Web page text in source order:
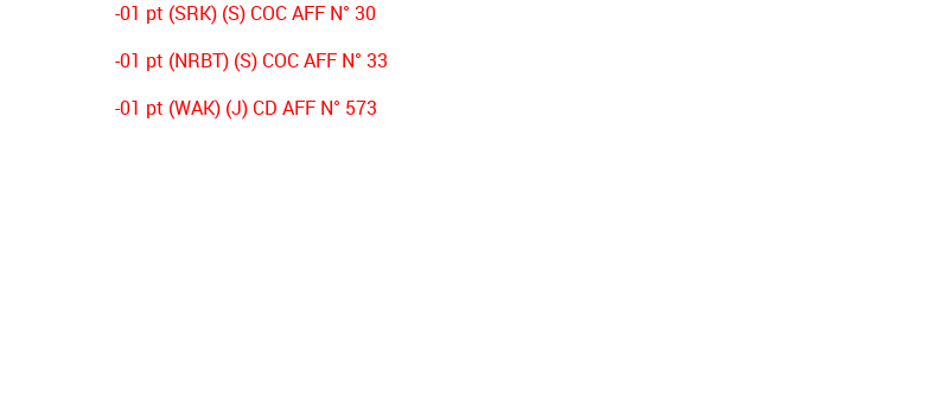
-01 pt (SRK) (S) COC AFF N° 30
-01 pt (NRBT) (S) COC AFF N° 33
-01 pt (WAK) (J) CD AFF N° 573